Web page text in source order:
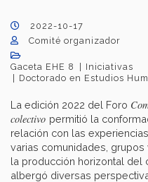
2022-10-17
Comité organizador
Gaceta EHE 8
Iniciativas
Doctorado en Estudios
La edición 2022 del Foro
colectivo permitió la
relación con las
varias comunidades,
la producción horizontal del
albergó diversas